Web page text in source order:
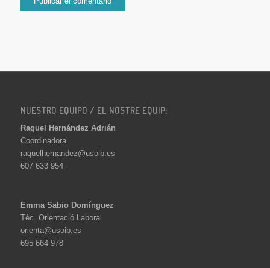
NUESTRO EQUIPO / EL NOSTRE EQUIP:
Raquel Hernández Adrián
Coordinadora
raquelhernandez@usoib.es
607 633 954
Emma Sabio Domínguez
Tèc. Orientació Laboral
orienta@usoib.es
695 664 978